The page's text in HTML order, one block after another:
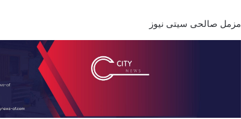
مزمل صالحی سیتی نیوز